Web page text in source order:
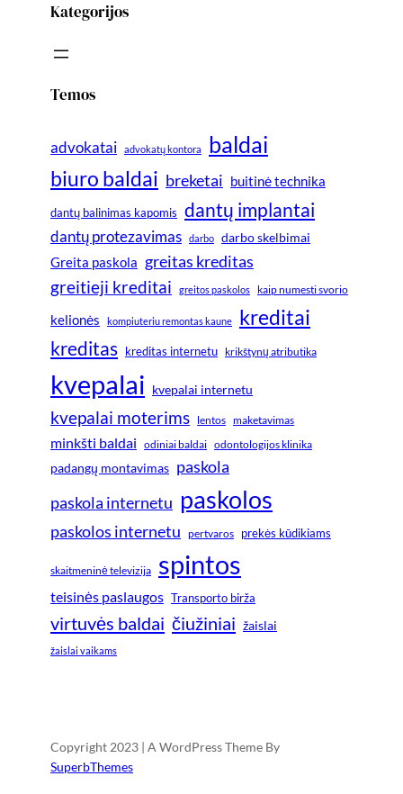
Kategorijos
Temos
advokatai advokatų kontora baldai
biuro baldai breketai buitinė technika
dantų balinimas kapomis dantų implantai
dantų protezavimas darbo darbo skelbimai
Greita paskola greitas kreditas
greitieji kreditai greitos paskolos kaip numesti svorio
kelionės kompiuteriu remontas kaune kreditai
kreditas kreditas internetu krikštynų atributika
kvepalai kvepalai internetu
kvepalai moterims lentos maketavimas
minkšti baldai odiniai baldai odontologijos klinika
padangų montavimas paskola
paskola internetu paskolos
paskolos internetu pertvaros prekės kūdikiams
skaitmeninė televizija spintos
teisinės paslaugos Transporto birža
virtuvės baldai čiužiniai žaislai
žaislai vaikams
Copyright 2023 | A WordPress Theme By
SuperbThemes